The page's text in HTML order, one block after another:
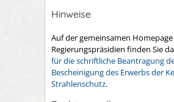
Hinweise
Auf der gemeinsamen
Regierungspräsidien finden Sie
für die schriftliche Beantragung
Bescheinigung des Erwerbs der
Strahlenschutz.